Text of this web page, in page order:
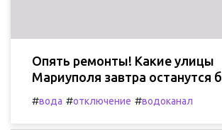
Опять ремонты! Какие улицы
Мариуполя завтра останутся
#вода #отключение #водоканал